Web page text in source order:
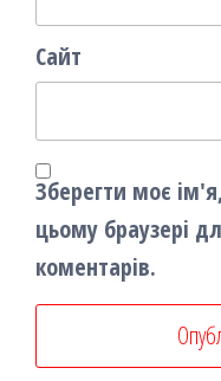
Сайт
Зберегти моє
цьому браузері
коментарів.